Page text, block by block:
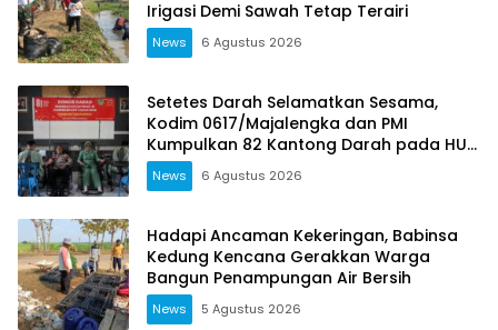
Irigasi Demi Sawah Tetap Terairi
News 6 Agustus 2026
Setetes Darah Selamatkan Sesama,
Kodim 0617/Majalengka dan PMI
Kumpulkan 82 Kantong Darah pada HUT
RI ke-81
News 6 Agustus 2026
Hadapi Ancaman Kekeringan, Babinsa
Kedung Kencana Gerakkan Warga
Bangun Penampungan Air Bersih
News 5 Agustus 2026